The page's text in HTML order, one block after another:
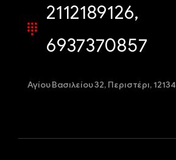
2112189126,
6937370857
Αγίου Βασιλείου 32, Περιστέρι, 12134